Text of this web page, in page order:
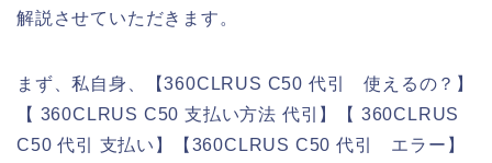
解説させていただきます。
まず、私自身、【360CLRUS C50 代引 使えるの？】
【 360CLRUS C50 支払い方法 代引】【 360CLRUS
C50 代引 支払い】【360CLRUS C50 代引 エラー】